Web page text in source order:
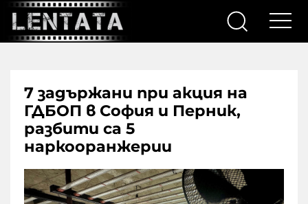
7 задържани при акция на
ГДБОП в София и Перник,
разбити са 5
наркооранжерии